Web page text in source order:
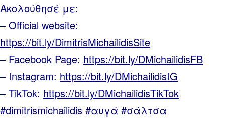
Ακολούθησέ με:
– Official website:
https://bit.ly/DimitrisMichailidisSite
– Facebook Page: https://bit.ly/DMichailidisFB
– Instagram: https://bit.ly/DMichailidisIG
– TikTok: https://bit.ly/DMichailidisTikTok
#dimitrismichailidis #αυγά #σάλτσα